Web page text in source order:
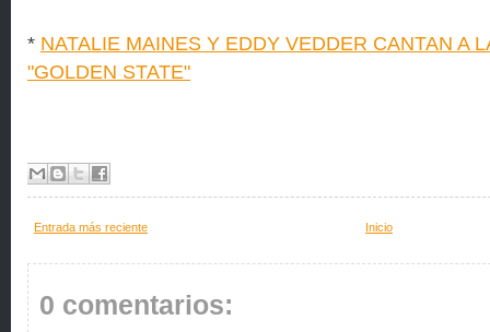
* NATALIE MAINES Y EDDY VEDDER CANTAN A
"GOLDEN STATE"
Entrada más reciente Inicio
0 comentarios: